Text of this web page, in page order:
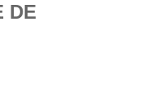
DE